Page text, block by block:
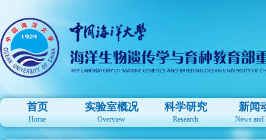
首页
Home
实验室概况
Overview
科学研究
Research
新闻
News and